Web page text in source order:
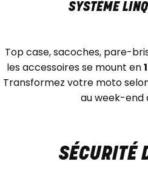
SYSTÈME
Top case, sacoches, pare-
les accessoires se mount en
Transformez votre moto
au week-end
SÉCURITÉ